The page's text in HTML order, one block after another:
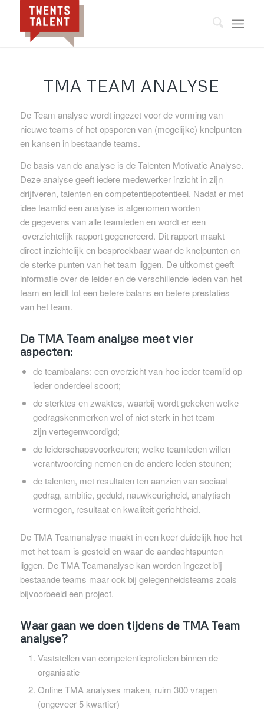
TMA TEAM ANALYSE
De Team analyse wordt ingezet voor de vorming van
nieuwe teams of het opsporen van (mogelijke) knelpunten
en kansen in bestaande teams.
De basis van de analyse is de Talenten Motivatie Analyse.
Deze analyse geeft iedere medewerker inzicht in zijn
drijfveren, talenten en competentiepotentieel. Nadat er met
idee teamlid een analyse is afgenomen worden
de gegevens van alle teamleden en wordt er een
overzichtelijk rapport gegenereerd. Dit rapport maakt
direct inzichtelijk en bespreekbaar waar de knelpunten en
de sterke punten van het team liggen. De uitkomst geeft
informatie over de leider en de verschillende leden van het
team en leidt tot een betere balans en betere prestaties
van het team.
De TMA Team analyse meet vier
aspecten:
de teambalans: een overzicht van hoe ieder teamlid op
ieder onderdeel scoort;
de sterktes en zwaktes, waarbij wordt gekeken welke
gedragskenmerken wel of niet sterk in het team
zijn vertegenwoordigd;
de leiderschapsvoorkeuren; welke teamleden willen
verantwoording nemen en de andere leden steunen;
de talenten, met resultaten ten aanzien van sociaal
gedrag, ambitie, geduld, nauwkeurigheid, analytisch
vermogen, resultaat en kwaliteit gerichtheid.
De TMA Teamanalyse maakt in een keer duidelijk hoe het
met het team is gesteld en waar de aandachtspunten
liggen. De TMA Teamanalyse kan worden ingezet bij
bestaande teams maar ook bij gelegenheidsteams zoals
bijvoorbeeld een project.
Waar gaan we doen tijdens de TMA Team
analyse?
Vaststellen van competentieprofielen binnen de
organisatie
Online TMA analyses maken, ruim 300 vragen
(ongeveer 5 kwartier)